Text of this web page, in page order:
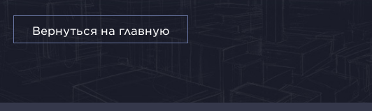
Вернуться на главную